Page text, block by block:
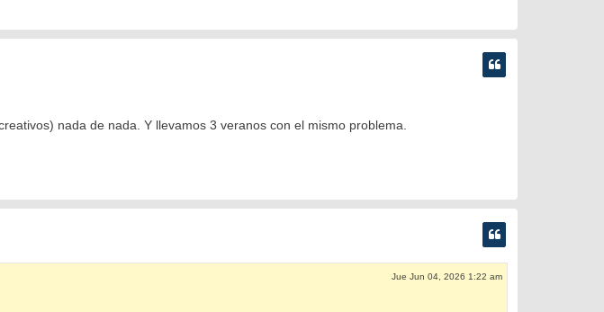
nada de nada. Y llevamos 3 veranos con el mismo problema.
Jue Jun 04, 2026 1:22 am